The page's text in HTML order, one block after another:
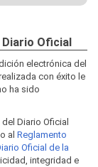
Oficial
electrónica del
con éxito le
ha sido
Diario Oficial
al Reglamento
Oficial de la
integridad e